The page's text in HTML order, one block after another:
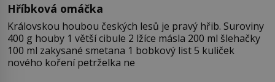
Hříbková omáčka
Královskou houbou českých lesů je pravý hřib. Suroviny
400 g houby 1 větší cibule 2 lžíce másla 200 ml šlehačky
100 ml zakysané smetana 1 bobkový list 5 kuliček
nového koření petrželka ne